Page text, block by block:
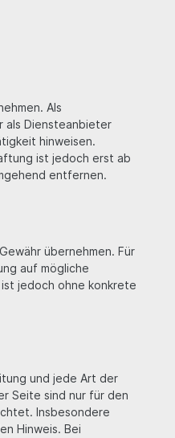
Als
als Diensteanbieter
hinweisen.
ist jedoch erst ab
entfernen.
übernehmen. Für
auf mögliche
jedoch ohne konkrete
und jede Art der
Seite sind nur für den
Insbesondere
Hinweis. Bei